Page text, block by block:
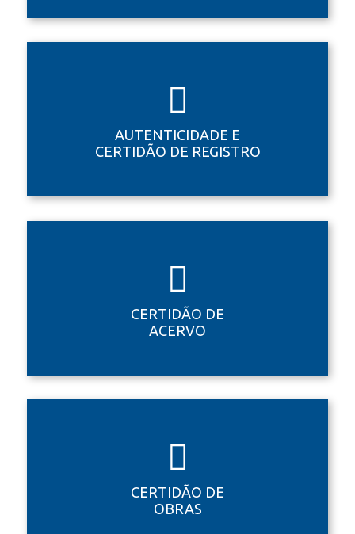
AUTENTICIDADE E
CERTIDÃO DE REGISTRO
CERTIDÃO DE
ACERVO
CERTIDÃO DE
OBRAS